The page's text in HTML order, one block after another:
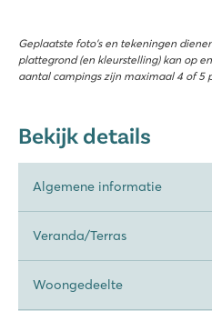
Geplaatste foto’s en tekeningen
plattegrond (en kleurstelling) kan op
aantal campings zijn maximaal 4 of 5
Bekijk details
Algemene informatie
Veranda/Terras
Woongedeelte